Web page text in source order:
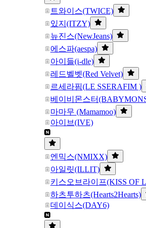
트와이스(TWICE)
있지(ITZY)
뉴진스(NewJeans)
에스파(aespa)
아이들(i-dle)
레드벨벳(Red Velvet)
르세라핌(LE SSERAFIM )
베이비몬스터
마마무 (Mamamoo)
아이브(IVE)
엔믹스(NMIXX)
아일릿(ILLIT)
키스오브라이프(KISS OF
하츠투하츠(Hearts2Hearts)
데이식스(DAY6)